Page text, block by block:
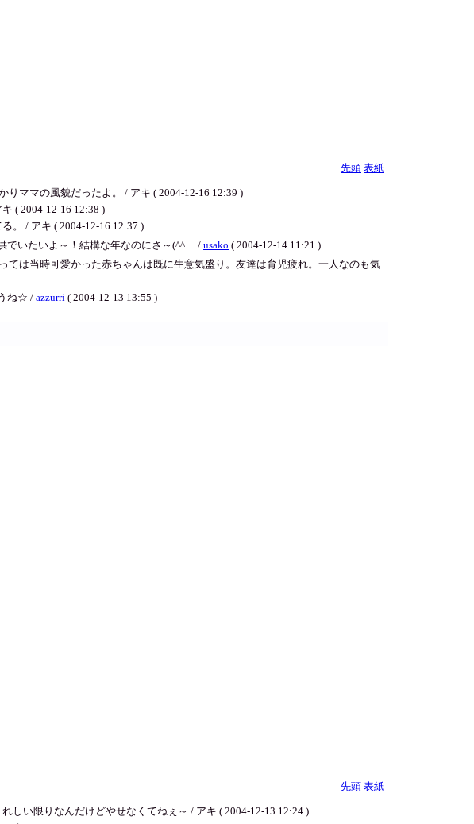
先頭 表紙
ママの風貌だったよ。 / アキ ( 2004-12-16 12:39 )
( 2004-12-16 12:38 )
。 / アキ ( 2004-12-16 12:37 )
でいたいよ～！結構な年なのにさ～(^^ゞ / usako ( 2004-12-14 11:21 )
は当時可愛かった赤ちゃんは既に生意気盛り。友達は育児疲れ。一人なのも気
ね☆ / azzurri ( 2004-12-13 13:55 )
先頭 表紙
い限りなんだけどやせなくてねぇ～ / アキ ( 2004-12-13 12:24 )